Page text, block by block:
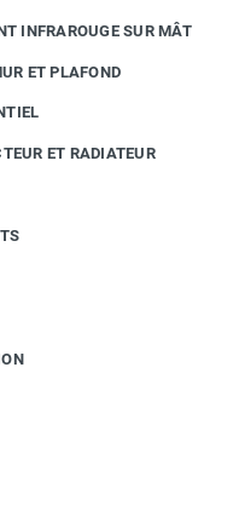
INFRAROUGE SUR MÂT
ET PLAFOND
ET RADIATEUR